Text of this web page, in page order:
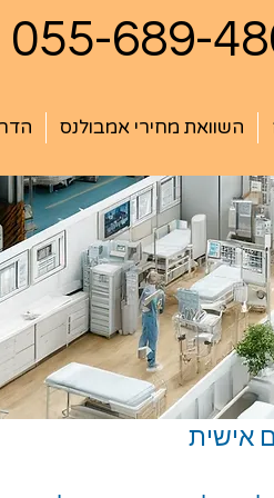
055-689-
השוואת מחירי אמבולנס
אישית